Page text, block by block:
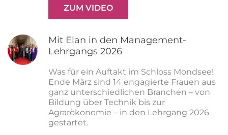
ZUM VIDEO
Mit Elan in den Management-
Lehrgangs 2026
Was für ein Auftakt im Schloss Mondsee!
Ende März sind 14 engagierte Frauen aus
ganz unterschiedlichen Branchen – von
Bildung über Technik bis zur
Agrarökonomie – in den Lehrgang 2026
gestartet.